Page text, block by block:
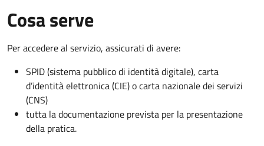
Cosa serve
Per accedere al servizio, assicurati di avere:
SPID (sistema pubblico di identità digitale), carta
d’identità elettronica (CIE) o carta nazionale dei servizi
(CNS)
tutta la documentazione prevista per la presentazione
della pratica.